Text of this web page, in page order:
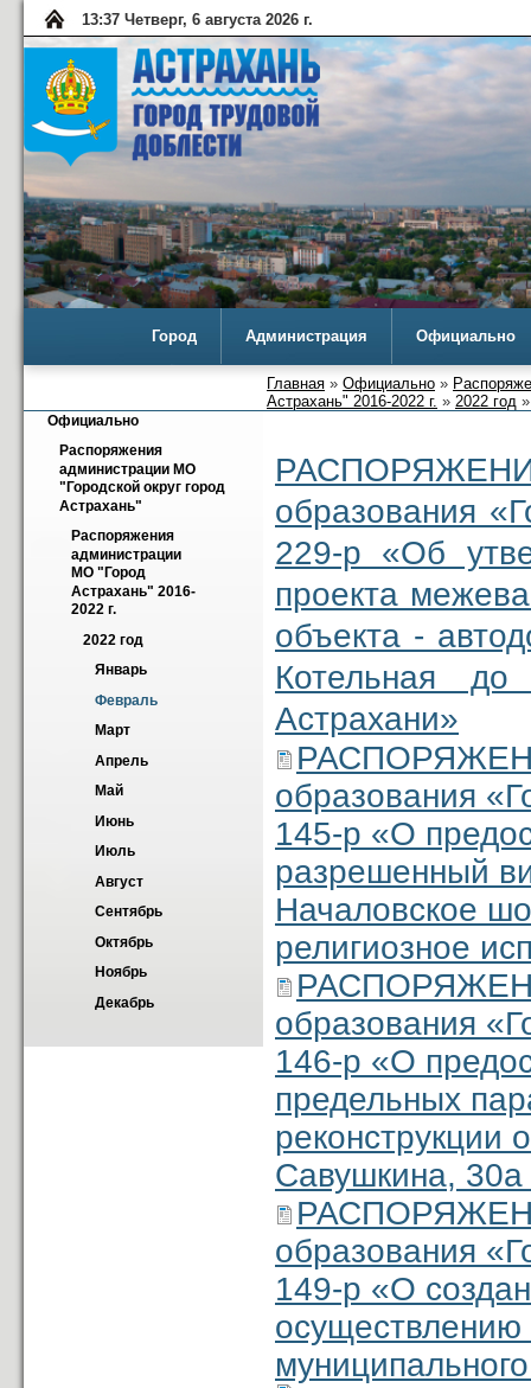
13:37 Четверг, 6 августа 2026 г.
Город Администрация Официально
Главная » Официально »
Астрахань" 2016-2022 г. » 2022 год
Официально
Распоряжения
администрации МО
"Городской округ город
Астрахань"
Распоряжения
администрации
МО "Город
Астрахань" 2016-
2022 г.
2022 год
Январь
Февраль
Март
Апрель
Май
Июнь
Июль
Август
Сентябрь
Октябрь
Ноябрь
Декабрь
образования
229-р «Об
проекта
объекта -
Котельная
Астрахани»
образования
145-р «О
разрешенный
Началовское
религиозное
образования
146-р «О
предельных
реконструкции
Савушкина, 30а
образования
149-р «О
осуществлению